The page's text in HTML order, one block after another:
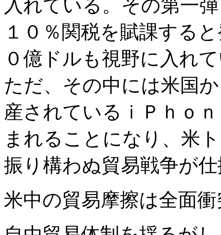
入れている。その第一
１０％関税を賦課する
０億ドルも視野に入れ
ただ、その中には米国
産されているｉＰｈｏ
まれることになり、米
振り構わぬ貿易戦争が
米中の貿易摩擦は全面